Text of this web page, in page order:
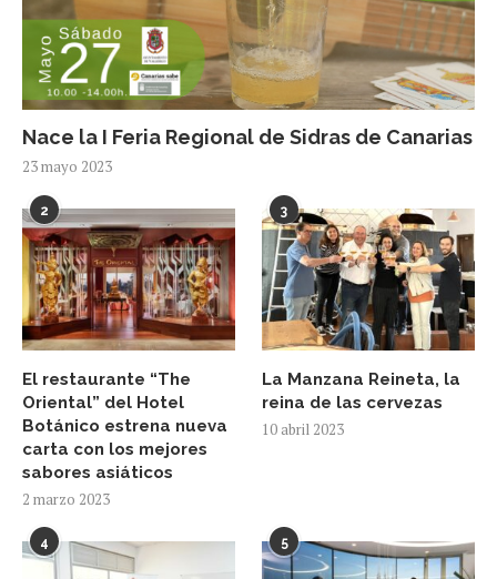
Nace la I Feria Regional de Sidras de Canarias
23 mayo 2023
2
El restaurante “The
Oriental” del Hotel
Botánico estrena nueva
carta con los mejores
sabores asiáticos
2 marzo 2023
3
La Manzana Reineta, la
reina de las cervezas
10 abril 2023
4 5